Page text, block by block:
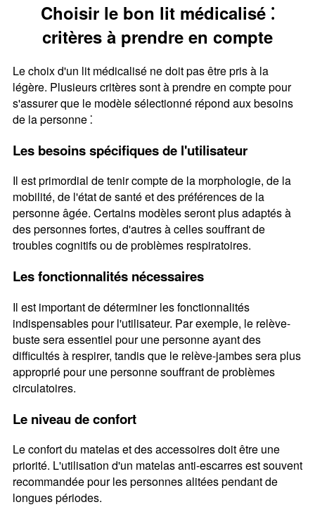
Choisir le bon lit médicalisé ⁚
critères à prendre en compte
Le choix d'un lit médicalisé ne doit pas être pris à la
légère. Plusieurs critères sont à prendre en compte pour
s'assurer que le modèle sélectionné répond aux besoins
de la personne ⁚
Les besoins spécifiques de l'utilisateur
Il est primordial de tenir compte de la morphologie, de la
mobilité, de l'état de santé et des préférences de la
personne âgée. Certains modèles seront plus adaptés à
des personnes fortes, d'autres à celles souffrant de
troubles cognitifs ou de problèmes respiratoires.
Les fonctionnalités nécessaires
Il est important de déterminer les fonctionnalités
indispensables pour l'utilisateur. Par exemple, le relève-
buste sera essentiel pour une personne ayant des
difficultés à respirer, tandis que le relève-jambes sera plus
approprié pour une personne souffrant de problèmes
circulatoires.
Le niveau de confort
Le confort du matelas et des accessoires doit être une
priorité. L'utilisation d'un matelas anti-escarres est souvent
recommandée pour les personnes alitées pendant de
longues périodes.